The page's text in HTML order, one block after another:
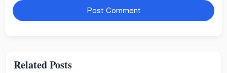
Website
Related Posts